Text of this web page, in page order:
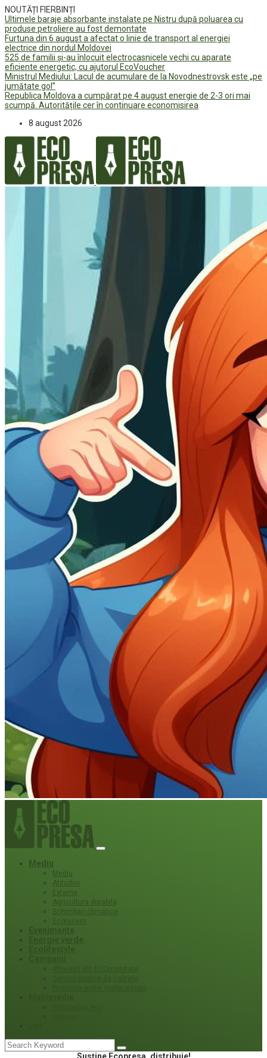
NOUTĂȚI FIERBINȚI
Ultimele baraje absorbante instalate pe Nistru după poluarea cu
produse petroliere au fost demontate
Furtuna din 6 august a afectat o linie de transport al energiei
electrice din nordul Moldovei
525 de familii și-au înlocuit electrocasnicele vechi cu aparate
eficiente energetic, cu ajutorul EcoVoucher
Ministrul Mediului: Lacul de acumulare de la Novodnestrovsk este „pe
jumătate gol”
Republica Moldova a cumpărat pe 4 august energie de 2-3 ori mai
scumpă. Autoritățile cer în continuare economisirea
8 august 2026
Mediu
Mediu
Atitudini
Externe
Agricultura durabila
Schimbari climatice
Ecoturism
Susține Ecopresa, distribuie!